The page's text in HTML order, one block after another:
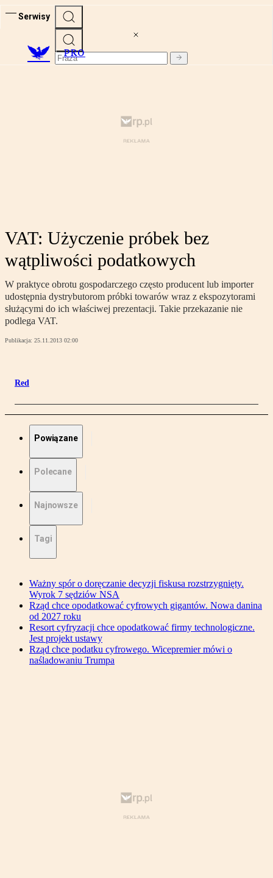
Serwisy
PRO
VAT: Użyczenie próbek bez
wątpliwości podatkowych
W praktyce obrotu gospodarczego często producent lub importer
udostępnia dystrybutorom próbki towarów wraz z ekspozytorami
służącymi do ich właściwej prezentacji. Takie przekazanie nie
podlega VAT.
Publikacja: 25.11.2013 02:00
Red
Powiązane
Polecane
Najnowsze
Tagi
Ważny spór o doręczanie decyzji fiskusa rozstrzygnięty.
Wyrok 7 sędziów NSA
Rząd chce opodatkować cyfrowych gigantów. Nowa danina
od 2027 roku
Resort cyfryzacji chce opodatkować firmy technologiczne.
Jest projekt ustawy
Rząd chce podatku cyfrowego. Wicepremier mówi o
naśladowaniu Trumpa